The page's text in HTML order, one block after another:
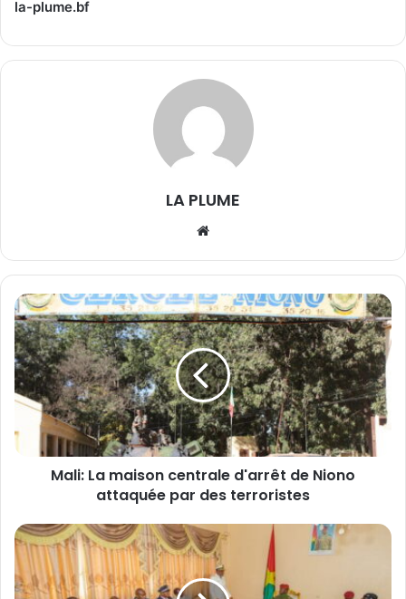
la-plume.bf
LA PLUME
te
M
a
l
i
:
L
m
a
n
c
e
n
Mali: La maison centrale d'arrêt de Niono
attaquée par des terroristes
L
e
s
a